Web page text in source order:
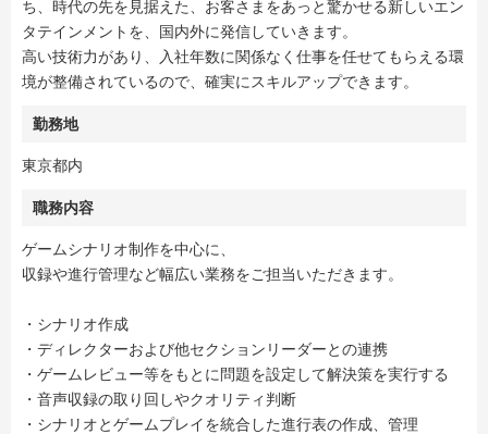
ち、時代の先を見据えた、お客さまをあっと驚かせる新しいエン
タテインメントを、国内外に発信していきます。
高い技術力があり、入社年数に関係なく仕事を任せてもらえる環
境が整備されているので、確実にスキルアップできます。
勤務地
東京都内
職務内容
ゲームシナリオ制作を中心に、
収録や進行管理など幅広い業務をご担当いただきます。
・シナリオ作成
・ディレクターおよび他セクションリーダーとの連携
・ゲームレビュー等をもとに問題を設定して解決策を実行する
・音声収録の取り回しやクオリティ判断
・シナリオとゲームプレイを統合した進行表の作成、管理